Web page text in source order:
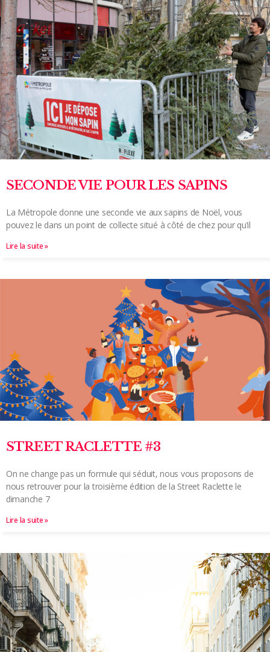
SECONDE VIE POUR LES SAPINS
La Métropole donne une seconde vie aux sapins de Noël, vous
pouvez le dans un point de collecte situé à côté de chez pour qu’il
Lire la suite »
STREET RACLETTE #3
On ne change pas un formule qui séduit, nous vous proposons de
nous retrouver pour la troisième édition de la Street Raclette le
dimanche 7
Lire la suite »